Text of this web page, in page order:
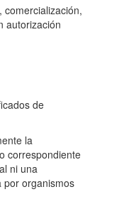
comercialización,
autorización
de
la
correspondiente
ni una
por organismos